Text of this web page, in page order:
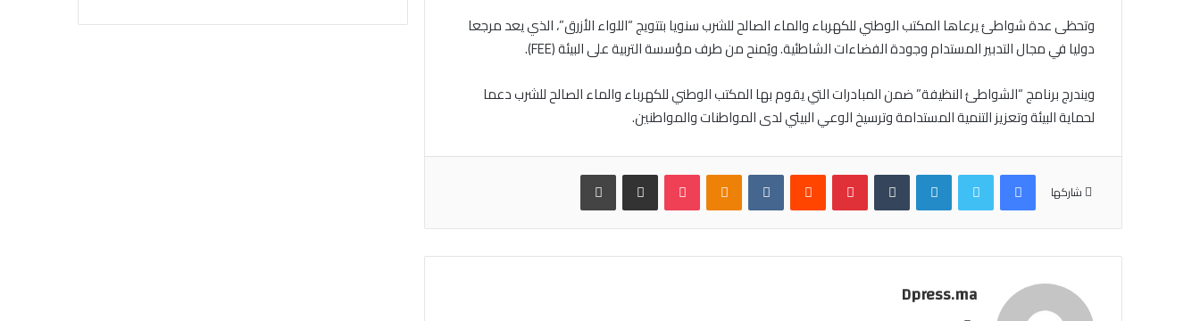
وتحظى عدة شواطئ يرعاها المكتب الوطني للكهرباء والماء الصالح للشرب سنويا بتتويج “اللواء الأزرق”، الذي يعد مرجعا
دوليا في مجال التدبير المستدام وجودة الفضاءات الشاطئية. ويُمنح من طرف مؤسسة التربية على البيئة (FEE).
ويندرج برنامج “الشواطئ النظيفة” ضمن المبادرات التي يقوم بها المكتب الوطني للكهرباء والماء الصالح للشرب دعما
لحماية البيئة وتعزيز التنمية المستدامة وترسيخ الوعي البيئي لدى المواطنات والمواطنين.
شاركها
فيسبوكتويتر لينكدإن بينتيريست Odnoklassniki
بوكيت مشاركة عبر البريد طباعة
Dpress.ma